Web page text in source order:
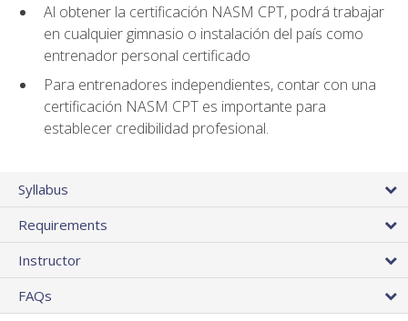
Al obtener la certificación NASM CPT, podrá trabajar
en cualquier gimnasio o instalación del país como
entrenador personal certificado
Para entrenadores independientes, contar con una
certificación NASM CPT es importante para
establecer credibilidad profesional.
Syllabus
Requirements
Instructor
FAQs